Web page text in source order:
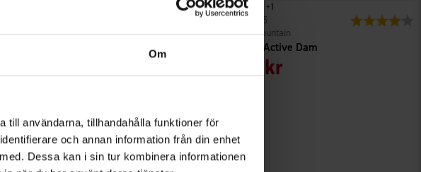
Om
till användarna, tillhandahålla funktioner för
och annan information från din enhet
Dessa kan i sin tur kombinera informationen
Fritidsbyxa Travel Dam
High Mountain
4.6 utav 5 stjärnor
+1
Tights Active Dam
High Mountain
7115
199 kr
Betyg: